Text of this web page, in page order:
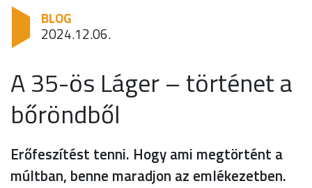
BLOG
2024.12.06.
A 35-ös Láger – történet a
bőröndből
Erőfeszítést tenni. Hogy ami megtörtént a
múltban, benne maradjon az emlékezetben.